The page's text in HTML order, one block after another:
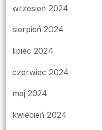
wrzesień 2024
sierpień 2024
lipiec 2024
czerwiec 2024
maj 2024
kwiecień 2024